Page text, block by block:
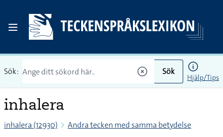
Sök: Sök
Hjälp/Tips
inhalera
inhalera (12930) Andra tecken med samma betydelse